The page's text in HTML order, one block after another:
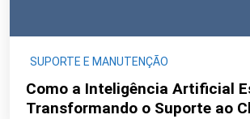
SUPORTE E MANUTENÇÃO
Como a Inteligência Artificial
Transformando o Suporte ao